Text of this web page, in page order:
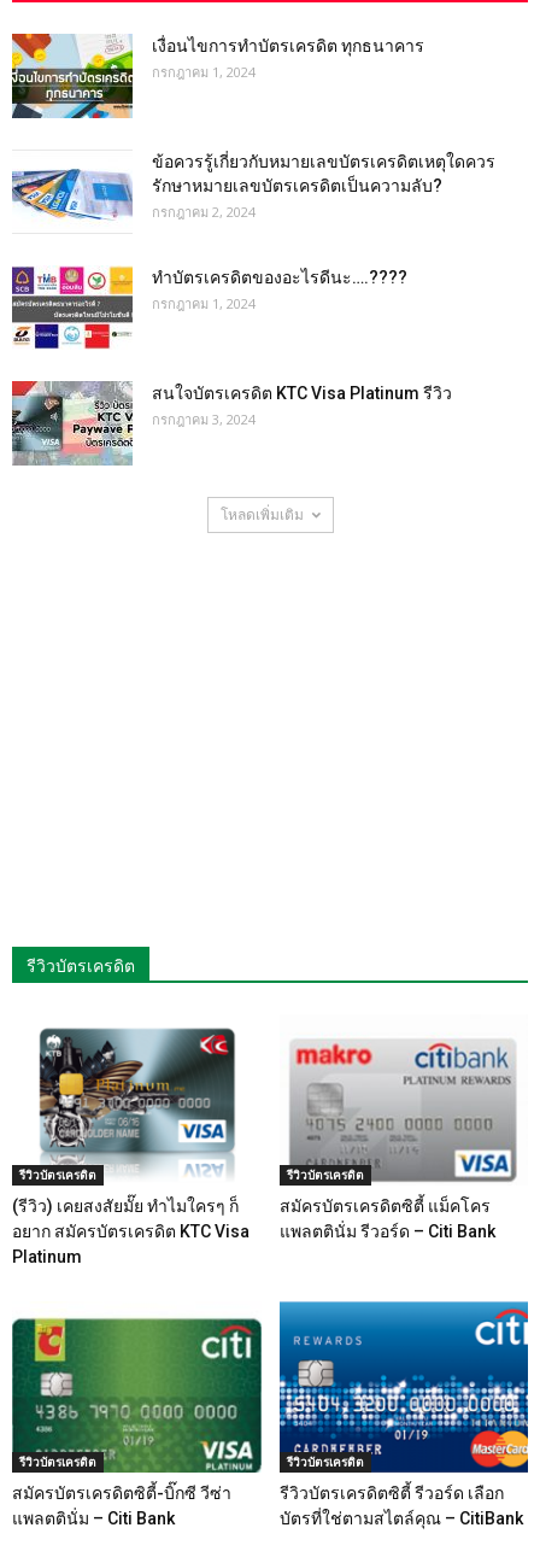
เงื่อนไขการทําบัตรเครดิต ทุกธนาคาร
กรกฎาคม 1, 2024
ข้อควรรู้เกี่ยวกับหมายเลขบัตรเครดิตเหตุใดควร
รักษาหมายเลขบัตรเครดิตเป็นความลับ?
กรกฎาคม 2, 2024
ทําบัตรเครดิตของอะไรดีนะ….????
กรกฎาคม 1, 2024
สนใจบัตรเครดิต KTC Visa Platinum รีวิว
กรกฎาคม 3, 2024
โหลดเพิ่มเติม
รีวิวบัตรเครดิต
รีวิวบัตรเครดิต
(รีวิว) เคยสงสัยมั๊ย ทำไมใครๆ ก็
อยาก สมัครบัตรเครดิต KTC Visa
Platinum
รีวิวบัตรเครดิต
สมัครบัตรเครดิตซิตี้ แม็คโคร
แพลตตินั่ม รีวอร์ด – Citi Bank
รีวิวบัตรเครดิต
สมัครบัตรเครดิตซิตี้-บิ๊กซี วีซ่า
แพลตตินั่ม – Citi Bank
รีวิวบัตรเครดิต
รีวิวบัตรเครดิตซิตี้ รีวอร์ด เลือก
บัตรที่ใช่ตามสไตล์คุณ – CitiBank